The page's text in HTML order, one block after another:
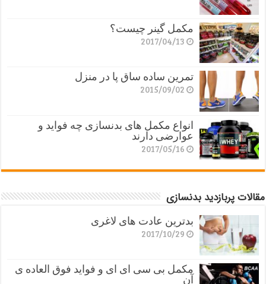
مکمل گینر چیست؟
2017/04/13
تمرین ساده ساق پا در منزل
2015/09/02
انواع مکمل های بدنسازی چه فواید و
عوارضی دارند
2017/05/16
مقالات پربازدید بدنسازی
بدترین عادت های لاغری
2017/10/29
مکمل بی سی ای ای و فواید فوق العاده ی
آن